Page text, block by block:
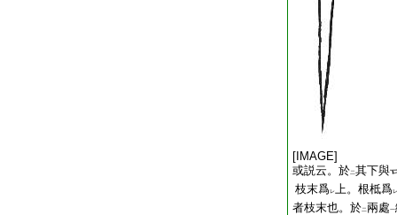
[IMAGE]
或説云。於二其下與
枝末爲レ上。根柢爲レ
者枝末也。於二兩處一